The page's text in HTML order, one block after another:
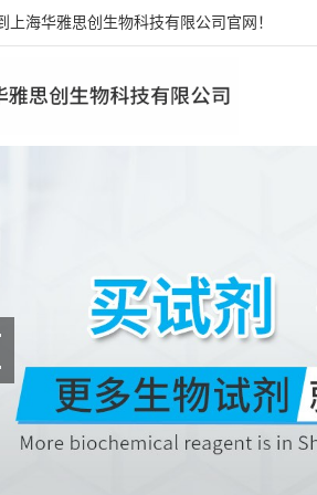
上海华雅思创生物科技有限公司官网！